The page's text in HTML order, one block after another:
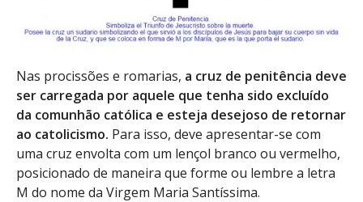
Nas procissões e romarias, a cruz de penitência deve
ser carregada por aquele que tenha sido excluído
da comunhão católica e esteja desejoso de retornar
ao catolicismo. Para isso, deve apresentar-se com
uma cruz envolta com um lençol branco ou vermelho,
posicionado de maneira que forme ou lembre a letra
M do nome da Virgem Maria Santíssima.